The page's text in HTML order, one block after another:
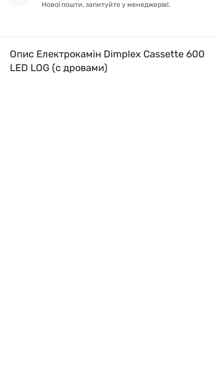
Нової пошти, запитуйте у менеджерів!.
Опис Електрокамін Dimplex Cassette 600
LED LOG (с дровами)